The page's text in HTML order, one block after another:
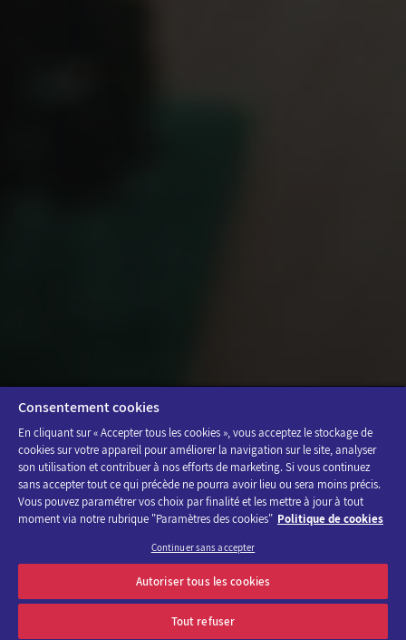
Consentement cookies
En cliquant sur « Accepter tous les cookies », vous acceptez le stockage de
cookies sur votre appareil pour améliorer la navigation sur le site, analyser
son utilisation et contribuer à nos efforts de marketing. Si vous continuez
sans accepter tout ce qui précède ne pourra avoir lieu ou sera moins précis.
Vous pouvez paramétrer vos choix par finalité et les mettre à jour à tout
moment via notre rubrique "Paramètres des cookies" Politique de cookies
Continuer sans accepter
Autoriser tous les cookies
Tout refuser